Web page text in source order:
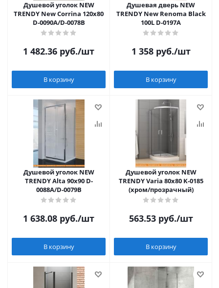
Душевой уголок NEW
TRENDY New Corrina 120х80
D-0090A/D-0078B
1 482.36 руб./шт
В корзину
Душевая дверь NEW
TRENDY New Renoma Black
100L D-0197A
1 358руб./шт
В корзину
Душевой уголок NEW
TRENDY Alta 90х90 D-
0088A/D-0079B
1 638.08 руб./шт
В корзину
Душевой уголок NEW
TRENDY Varia 80x80 K-0185
(хром/прозрачный)
563.53руб./шт
В корзину